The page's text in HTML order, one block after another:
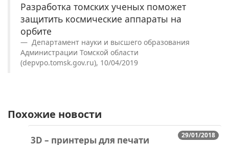
Разработка томских ученых поможет
защитить космические аппараты на
орбите
Департамент науки и высшего образования
Администрации Томской области
(depvpo.tomsk.gov.ru), 10/04/2019
Похожие новости
29/01/2018
3D – принтеры для печати